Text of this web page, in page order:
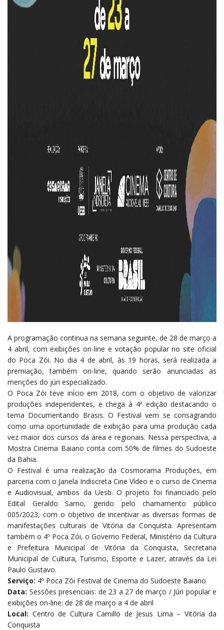
A programação continua na semana seguinte, de 28 de março a
4 abril, com exibições on-line e votação popular no site oficial
do Poca Zói. No dia 4 de abril, às 19 horas, será realizada a
premiação, também on-line, quando serão anunciadas as
menções do júri especializado.
O Poca Zói teve início em 2018, com o objetivo de valorizar
produções independentes, e chega à 4ª edição destacando o
tema Documentando Brasis. O Festival vem se consagrando
como uma oportunidade de exibição para uma produção cada
vez maior dos cursos da área e regionais. Nessa perspectiva, a
Mostra Cinema Baiano conta com 50% de filmes do Sudoeste
da Bahia.
O Festival é uma realização da Cosmorama Produções, em
parceria com o Janela Indiscreta Cine Vídeo e o curso de Cinema
e Audiovisual, ambos da Uesb. O projeto foi financiado pelo
Edital Geraldo Sarno, gerido pelo chamamento público
005/2023, com o objetivo de incentivar as diversas formas de
manifestações culturais de Vitória da Conquista. Apresentam
também o 4º Poca Zói, o Governo Federal, Ministério da Cultura
e Prefeitura Municipal de Vitória da Conquista, Secretaria
Municipal de Cultura, Turismo, Esporte e Lazer, através da Lei
Paulo Gustavo.
Serviço: 4º Poca Zói Festival de Cinema do Sudoeste Baiano
Data: Sessões presenciais: de 23 a 27 de março / Júri popular e
exibições on-line: de 28 de março a 4 de abril
Local: Centro de Cultura Camillo de Jesus Lima – Vitória da
Conquista